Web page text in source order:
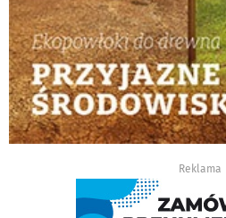
Reklama